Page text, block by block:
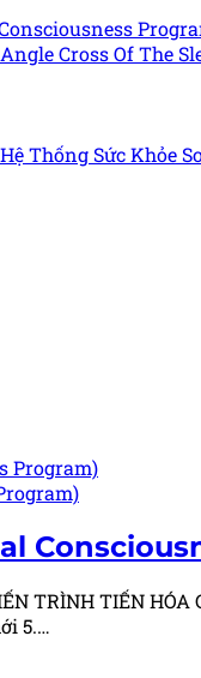
Cross Of The
Thống Sức Khỏe
TRÌNH TIẾN
5.…